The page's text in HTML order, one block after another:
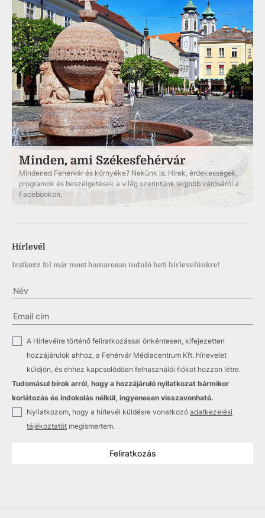
Minden, ami Székesfehérvár
Mindened Fehérvár és környéke? Nekünk is. Hírek, érdekességek,
programok és beszélgetések a világ szerintünk legjobb városáról a
Facebookon.
Hírlevél
Iratkozz fel már most hamarosan induló heti hírlevelünkre!
✓
A Hírlevélre történő feliratkozással önkéntesen, kifejezetten
hozzájárulok ahhoz, a Fehérvár Médiacentrum Kft. hírlevelet
küldjön, és ehhez kapcsolódóan felhasználói fiókot hozzon létre.
Tudomásul bírok arról, hogy a hozzájáruló nyilatkozat bármikor
korlátozás és indokolás nélkül, ingyenesen visszavonható.
✓ Nyilatkozom, hogy a hírlevél küldésre vonatkozó adatkezelési
tájékoztatót megismertem.
Feliratkozás